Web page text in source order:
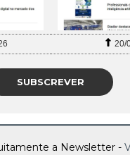
20/
SUBSCREVER
a Newsletter -